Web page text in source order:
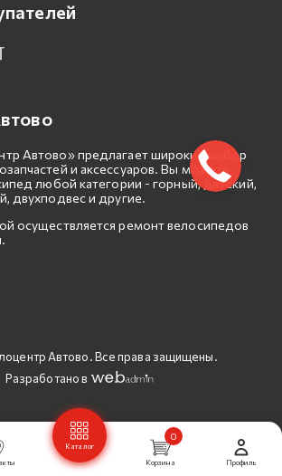
Автово» предлагает широкий выбор
и аксессуаров. Вы можете
любой категории - горный, детский,
двухподвес и другие.
осуществляется ремонт велосипедов
Автово. Все права защищены.
Разработано в
Каталог
Корзина
0
Профиль